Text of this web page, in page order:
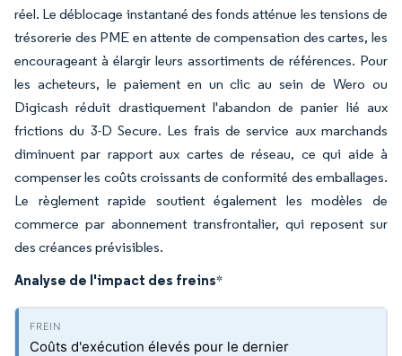
réel. Le déblocage instantané des fonds atténue les tensions de
trésorerie des PME en attente de compensation des cartes, les
encourageant à élargir leurs assortiments de références. Pour
les acheteurs, le paiement en un clic au sein de Wero ou
Digicash réduit drastiquement l'abandon de panier lié aux
frictions du 3-D Secure. Les frais de service aux marchands
diminuent par rapport aux cartes de réseau, ce qui aide à
compenser les coûts croissants de conformité des emballages.
Le règlement rapide soutient également les modèles de
commerce par abonnement transfrontalier, qui reposent sur
des créances prévisibles.
Analyse de l'impact des freins*
Coûts d'exécution élevés pour le dernier